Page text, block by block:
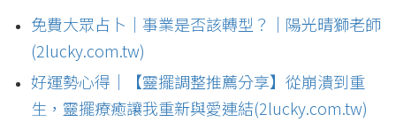
免費大眾占卜｜事業是否該轉型？｜陽光晴獅老師
(2lucky.com.tw)
好運勢心得｜【靈擺調整推薦分享】從崩潰到重
生，靈擺療癒讓我重新與愛連結(2lucky.com.tw)